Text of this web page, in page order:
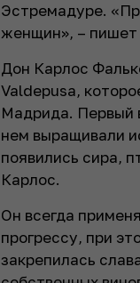
Эстремадуре.
женщин», – пишет
Дон Карлос
Valdepusa,
Мадрида. Первый
нем выращивали
появились сира,
Карлос.
Он всегда
прогрессу, при
закрепилась